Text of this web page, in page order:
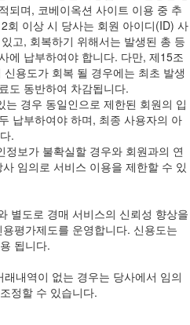
되며, 코베이옥션 사이트 이용 중 추
회 이상 시 당사는 회원 아이디(ID) 사
고, 회복하기 위해서는 발생된 총 등
에 납부하여야 합니다. 다만, 제15조
용도가 회복 될 경우에는 최초 발생
도 동반하여 차감됩니다.
는 경우 동일인으로 제한된 회원의 입
납부하여야 하며, 최종 사용자의 아
.
보가 불확실할 경우와 회원과의 연
임의로 서비스 이용을 제한할 수 있
별도로 경매 서비스의 신뢰성 향상을
평가제도를 운영합니다. 신용도는
됩니다.
내역이 없는 경우는 당사에서 임의
정할 수 있습니다.